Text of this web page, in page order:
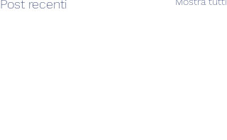
Post recenti